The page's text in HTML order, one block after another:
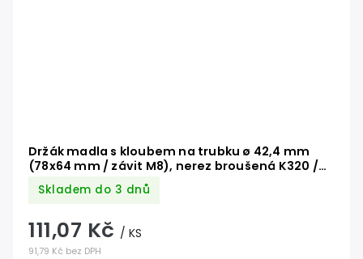
Držák madla s kloubem na trubku ø 42,4 mm
(78x64 mm / závit M8), nerez broušená K320 /
Skladem do 3 dnů
91,79 Kč bez DPH
111,07 Kč / KS